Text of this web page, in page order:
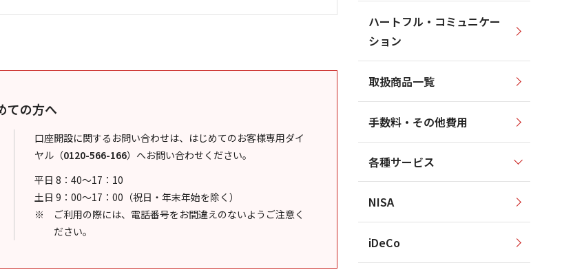
ての方へ
口座開設に関するお問い合わせは、はじめてのお客様専用ダイ
ヤル （0120-566-166） へお問い合わせください。
平日 8：40～17：10
土日 9：00～17：00（祝日・年末年始を除く）
ご利用の際には、電話番号をお間違えのないようご注意く
ださい。
ハートフル・コミュニケー
ション
取扱商品一覧
手数料・その他費用
各種サービス
NISA
iDeCo